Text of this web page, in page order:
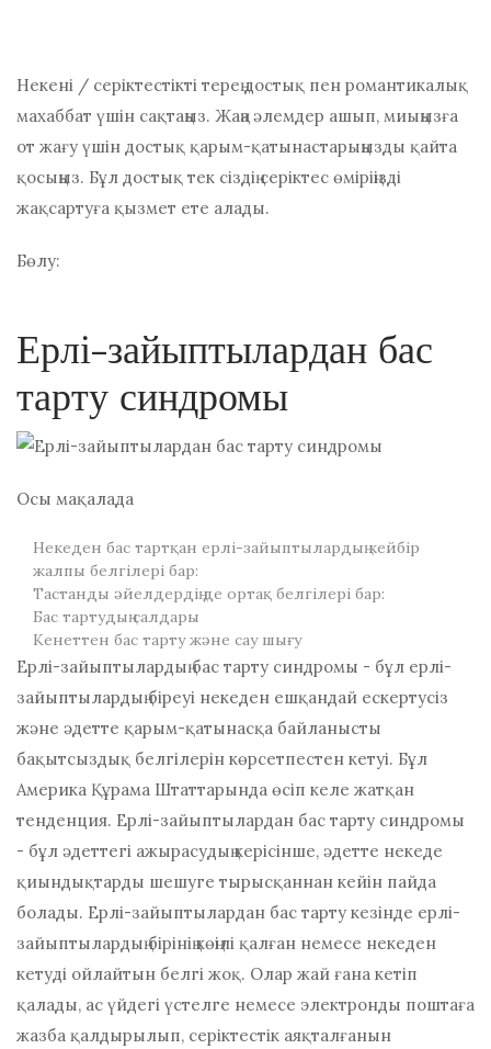
Некені / серіктестікті терең достық пен романтикалық
махаббат үшін сақтаңыз. Жаңа әлемдер ашып, миыңызға
от жағу үшін достық қарым-қатынастарыңызды қайта
қосыңыз. Бұл достық тек сіздің серіктес өміріңізді
жақсартуға қызмет ете алады.
Бөлу:
Ерлі-зайыптылардан бас
тарту синдромы
Осы мақалада
Некеден бас тартқан ерлі-зайыптылардың кейбір
жалпы белгілері бар:
Тастанды әйелдердің де ортақ белгілері бар:
Бас тартудың салдары
Кенеттен бас тарту және сау шығу
Ерлі-зайыптылардың бас тарту синдромы - бұл ерлі-
зайыптылардың біреуі некеден ешқандай ескертусіз
және әдетте қарым-қатынасқа байланысты
бақытсыздық белгілерін көрсетпестен кетуі. Бұл
Америка Құрама Штаттарында өсіп келе жатқан
тенденция. Ерлі-зайыптылардан бас тарту синдромы
- бұл әдеттегі ажырасудың керісінше, әдетте некеде
қиындықтарды шешуге тырысқаннан кейін пайда
болады. Ерлі-зайыптылардан бас тарту кезінде ерлі-
зайыптылардың бірінің көңілі қалған немесе некеден
кетуді ойлайтын белгі жоқ. Олар жай ғана кетіп
қалады, ас үйдегі үстелге немесе электронды поштаға
жазба қалдырылып, серіктестік аяқталғанын